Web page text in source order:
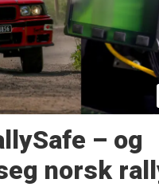
– og
norsk